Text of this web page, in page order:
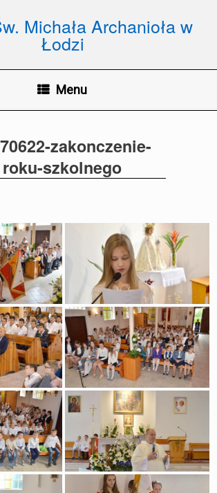
Michała Archanioła w
Łodzi
Menu
zakonczenie-
roku-szkolnego